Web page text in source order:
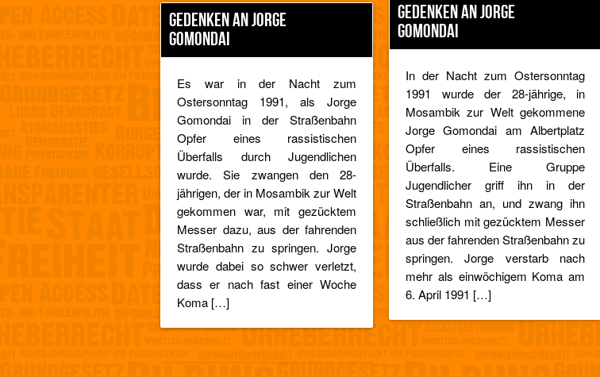
GEDENKEN AN JORGE
GOMONDAI
Es war in der Nacht zum
Ostersonntag 1991, als Jorge
Gomondai in der Straßenbahn
Opfer eines rassistischen
Überfalls durch Jugendlichen
wurde. Sie zwangen den 28-
jährigen, der in Mosambik zur Welt
gekommen war, mit gezücktem
Messer dazu, aus der fahrenden
Straßenbahn zu springen. Jorge
wurde dabei so schwer verletzt,
dass er nach fast einer Woche
Koma […]
GEDENKEN AN JORGE
GOMONDAI
In der Nacht zum Ostersonntag
1991 wurde der 28-jährige, in
Mosambik zur Welt gekommene
Jorge Gomondai am Albertplatz
Opfer eines rassistischen
Überfalls. Eine Gruppe
Jugendlicher griff ihn in der
Straßenbahn an, und zwang ihn
schließlich mit gezücktem Messer
aus der fahrenden Straßenbahn zu
springen. Jorge verstarb nach
mehr als einwöchigem Koma am
6. April 1991 […]